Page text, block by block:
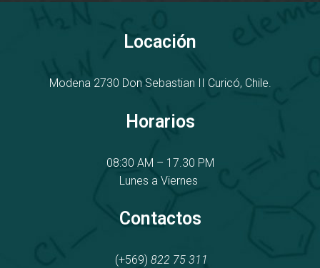
Locación
Modena 2730 Don Sebastian II Curicó, Chile.
Horarios
08:30 AM – 17.30 PM
Lunes a Viernes
Contactos
(+569) 822 75 311